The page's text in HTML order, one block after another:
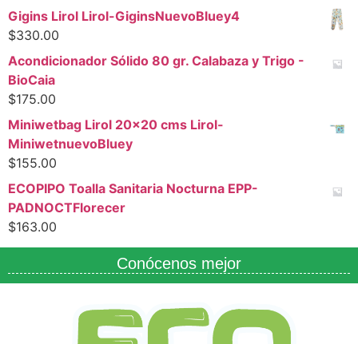
Gigins Lirol Lirol-GiginsNuevoBluey4
$330.00
Acondicionador Sólido 80 gr. Calabaza y Trigo -
BioCaia
$175.00
Miniwetbag Lirol 20x20 cms Lirol-
MiniwetnuevoBluey
$155.00
ECOPIPO Toalla Sanitaria Nocturna EPP-
PADNOCTFlorecer
$163.00
Conócenos mejor